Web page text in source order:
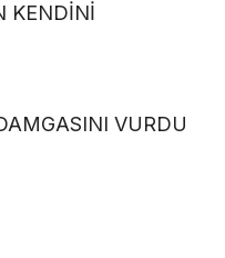
KENDİNİ
VURDU